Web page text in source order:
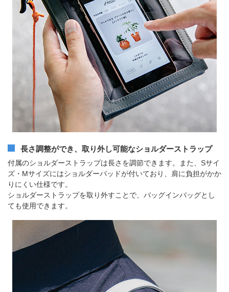
長さ調整ができ、取り外し可能なショルダーストラップ
付属のショルダーストラップは長さを調節できます。また、Sサイ
ズ・Mサイズにはショルダーパッドが付いており、肩に負担がかか
りにくい仕様です。
ショルダーストラップを取り外すことで、バッグインバッグとし
ても使用できます。